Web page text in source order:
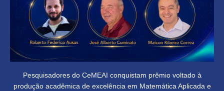
Pesquisadores do CeMEAI conquistam prêmio voltado à
produção acadêmica de excelência em Matemática Aplicada e